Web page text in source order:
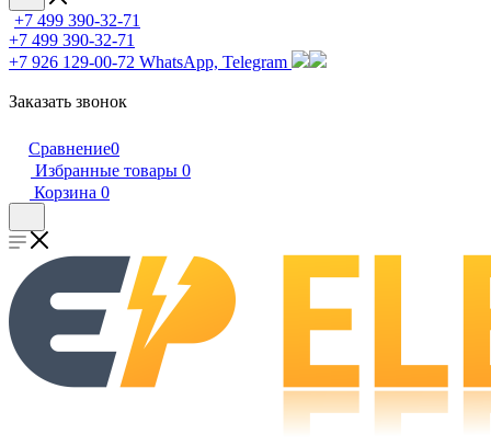
+7 499 390-32-71
+7 499 390-32-71
+7 926 129-00-72 WhatsApp, Telegram
Заказать звонок
Сравнение0
Избранные товары 0
Корзина 0